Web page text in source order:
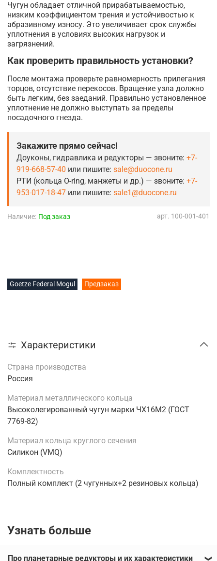
арт. 100-001-401
Наличие: Под заказ
Goetze Federal Mogul Предзаказ
Чугун обладает отличной прирабатываемостью,
низким коэффициентом трения и устойчивостью к
абразивному износу. Это увеличивает срок службы
уплотнения в условиях высоких нагрузок и
загрязнений.
Как проверить правильность установки?
После монтажа проверьте равномерность прилегания
торцов, отсутствие перекосов. Вращение узла должно
быть легким, без заеданий. Правильно установленное
уплотнение не должно выступать за пределы
посадочного гнезда.
Закажите прямо сейчас!
Доуконы, гидравлика и редукторы — звоните: +7-
919-668-57-40 или пишите: sale@duocone.ru
РТИ (кольца O-ring, манжеты и др.) — звоните: +7-
953-017-18-47 или пишите: sale1@duocone.ru
Характеристики
Страна производства
Россия
Материал металлического кольца
Высоколегированный чугун марки ЧХ16М2 (ГОСТ
7769-82)
Материал кольца круглого сечения
Силикон (VMQ)
Комплектность
Полный комплект (2 чугунных+2 резиновых кольца)
Узнать больше